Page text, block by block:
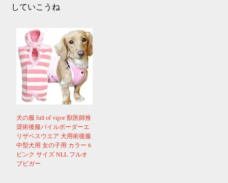
していこうね
犬の服 full of vigor 獣医師推
奨術後服パイルボーダーエ
リザベスウエア 犬用術後服
中型犬用 女の子用 カラー 6
ピンク サイズ NLL フルオ
ブビガー